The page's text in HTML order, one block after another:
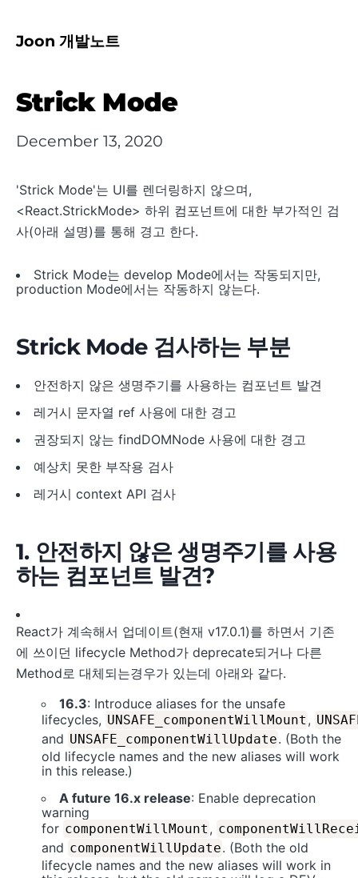
Joon 개발노트
Strick Mode
December 13, 2020
'Strick Mode'는 UI를 렌더링하지 않으며,
<React.StrickMode> 하위 컴포넌트에 대한 부가적인 검
사(아래 설명)를 통해 경고 한다.
Strick Mode는 develop Mode에서는 작동되지만,
production Mode에서는 작동하지 않는다.
Strick Mode 검사하는 부분
안전하지 않은 생명주기를 사용하는 컴포넌트 발견
레거시 문자열 ref 사용에 대한 경고
권장되지 않는 findDOMNode 사용에 대한 경고
예상치 못한 부작용 검사
레거시 context API 검사
1. 안전하지 않은 생명주기를 사용
하는 컴포넌트 발견?
React가 계속해서 업데이트(현재 v17.0.1)를 하면서 기존
에 쓰이던 lifecycle Method가 deprecate되거나 다른
Method로 대체되는경우가 있는데 아래와 같다.
16.3: Introduce aliases for the unsafe
lifecycles, UNSAFE_componentWillMount ,
and UNSAFE_componentWillUpdate. (Both the
old lifecycle names and the new aliases will work
in this release.)
A future 16.x release: Enable deprecation
warning
for componentWillMount ,
and componentWillUpdate. (Both the old
lifecycle names and the new aliases will work in